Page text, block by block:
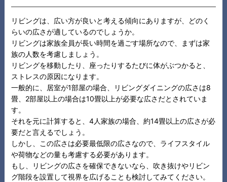
リビングは、広い方が良いと考える傾向にありますが、どのく
らいの広さが適しているのでしょうか。
リビングは家族全員が長い時間を過ごす場所なので、まずは家
族の人数を考慮しましょう。
リビングを移動したり、座ったりするたびに体がぶつかると、
ストレスの原因になります。
一般的に、居室が1部屋の場合、リビングダイニングの広さは8
畳、2部屋以上の場合は10畳以上が必要な広さだとされていま
す。
それを元に計算すると、4人家族の場合、約14畳以上の広さが必
要だと言えるでしょう。
しかし、この広さは必要最低限の広さなので、ライフスタイル
や荷物などの量も考慮する必要があります。
もし、リビングの広さを確保できないなら、吹き抜けやリビン
グ階段を設置して視界を広げることも検討してみてください。